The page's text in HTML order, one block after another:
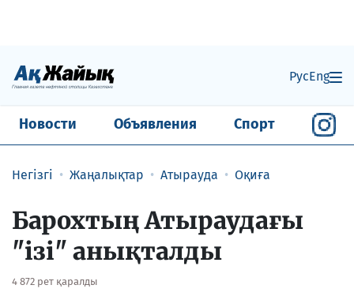
РусEng
Новости Объявления Спорт
Негізгі Жаңалықтар Атырауда Оқиға
Барохтың Атыраудағы
"ізі" анықталды
4 872 рет қаралды